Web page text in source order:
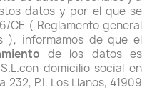
datos y por el que se
CE ( Reglamento general
), informamos de que el
de los datos es
S.L.con domicilio social en
232, P.I. Los Llanos, 41909